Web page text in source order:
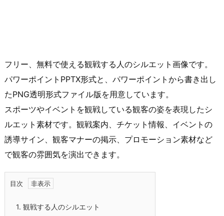
フリー、無料で使える観戦する人のシルエット画像です。
パワーポイントPPTX形式と、パワーポイントから書き出し
たPNG透明形式ファイル版を用意しています。
スポーツやイベントを観戦している観客の姿を表現したシ
ルエット素材です。観戦案内、チケット情報、イベントの
誘導サイン、観客マナーの掲示、プロモーション素材など
で観客の雰囲気を演出できます。
目次
1. 観戦する人のシルエット